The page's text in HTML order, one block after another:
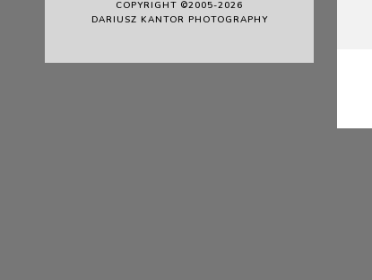
COPYRIGHT ©2005-2026
DARIUSZ KANTOR PHOTOGRAPHY